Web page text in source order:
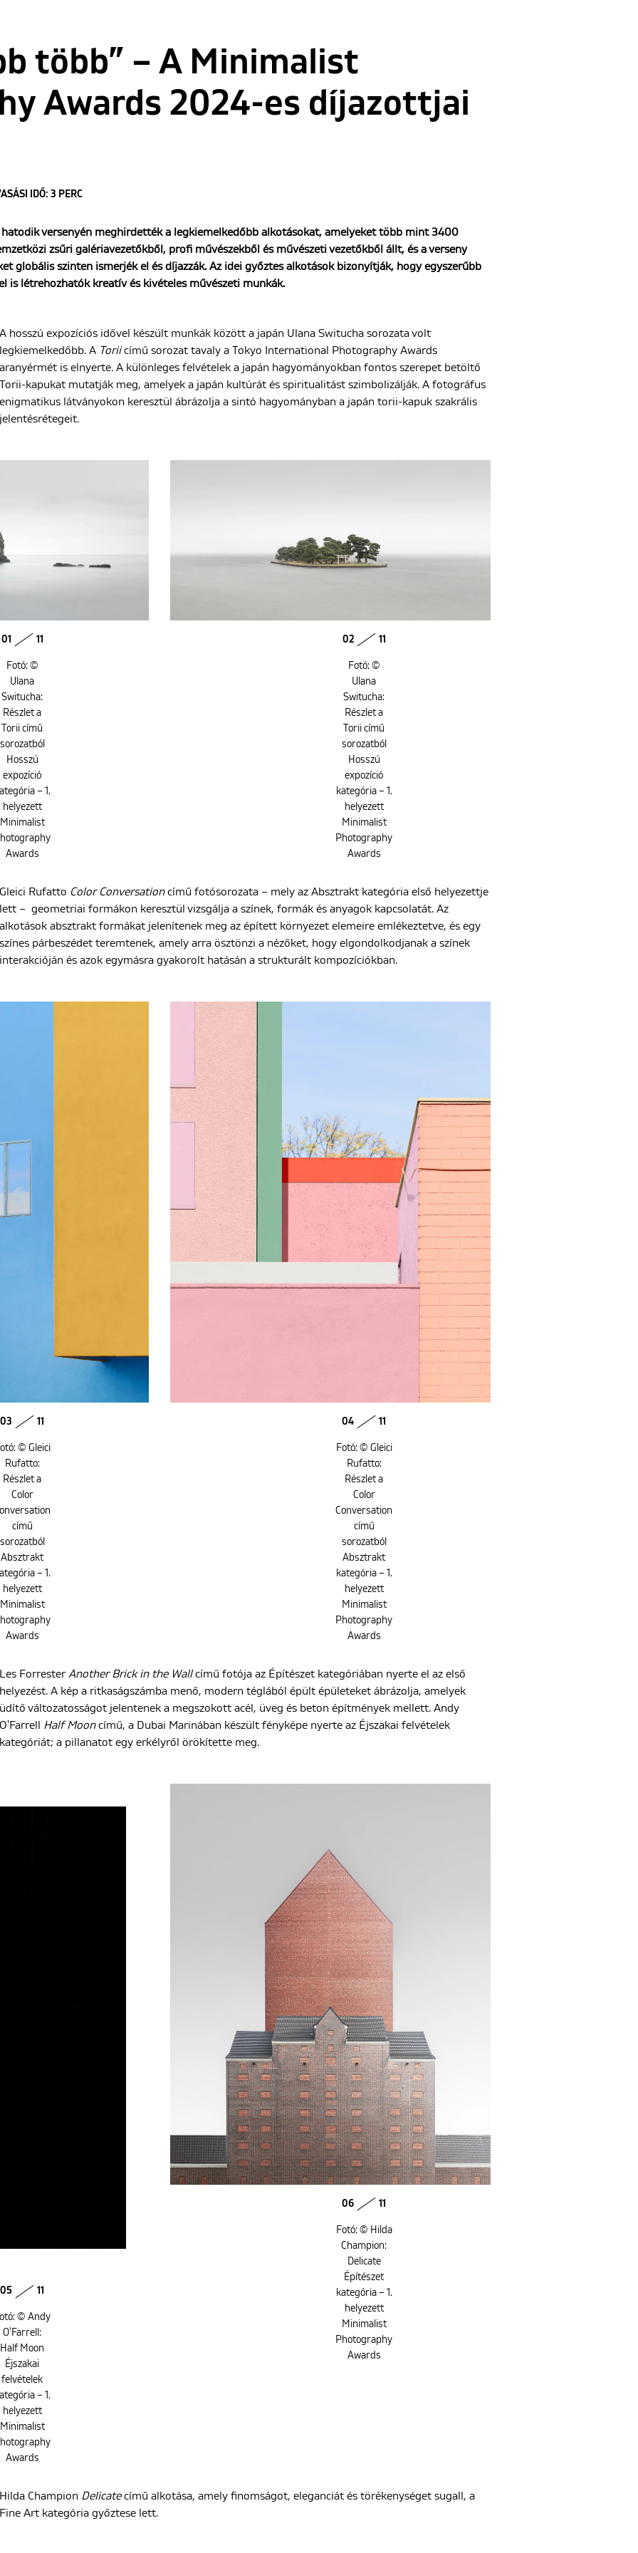
több” – A Minimalist
Awards 2024-es díjazottjai
IDŐ: 3 PERC
versenyén meghirdették a legkiemelkedőbb alkotásokat, amelyeket több mint 3400
zsűri galériavezetőkből, profi művészekből és művészeti vezetőkből állt, és a verseny
globális szinten ismerjék el és díjazzák. Az idei győztes alkotások bizonyítják, hogy egyszerűbb
is létrehozhatók kreatív és kivételes művészeti munkák.
A hosszú expozíciós idővel készült munkák között a japán Ulana Switucha sorozata volt
legkiemelkedőbb. A Toriicímű sorozat tavaly a Tokyo International Photography Awards
aranyérmét is elnyerte. A különleges felvételek a japán hagyományokban fontos szerepet betöltő
Torii-kapukat mutatják meg, amelyek a japán kultúrát és spiritualitást szimbolizálják. A fotográfus
enigmatikus látványokon keresztül ábrázolja a sintó hagyományban a japán torii-kapuk szakrális
jelentésrétegeit.
01 11
Fotó: ©
Ulana
Switucha:
Részlet a
Torii című
sorozatból
Hosszú
expozíció
– 1.
helyezett
Minimalist
Awards
02 11
Fotó: ©
Ulana
Switucha:
Részlet a
Torii című
sorozatból
Hosszú
expozíció
kategória – 1.
helyezett
Minimalist
Photography
Awards
Gleici Rufatto Color Conversationcímű fotósorozata – mely az Absztrakt kategória első helyezettje
lett – geometriai formákon keresztül vizsgálja a színek, formák és anyagok kapcsolatát. Az
alkotások absztrakt formákat jelenítenek meg az épített környezet elemeire emlékeztetve, és egy
színes párbeszédet teremtenek, amely arra ösztönzi a nézőket, hogy elgondolkodjanak a színek
interakcióján és azok egymásra gyakorolt hatásán a strukturált kompozíciókban.
03 11
© Gleici
Rufatto:
Részlet a
Color
című
sorozatból
Absztrakt
– 1.
helyezett
Minimalist
Awards
04 11
Fotó: © Gleici
Rufatto:
Részlet a
Color
Conversation
című
sorozatból
Absztrakt
kategória – 1.
helyezett
Minimalist
Photography
Awards
Les Forrester Another Brick in the Wallcímű fotója az Építészet kategóriában nyerte el az első
helyezést. A kép a ritkaságszámba menő, modern téglából épült épületeket ábrázolja, amelyek
üdítő változatosságot jelentenek a megszokott acél, üveg és beton építmények mellett. Andy
O'Farrell Half Mooncímű, a Dubai Marinában készült fényképe nyerte az Éjszakai felvételek
kategóriát; a pillanatot egy erkélyről örökítette meg.
05 11
© Andy
O'Farrell:
Half Moon
Éjszakai
felvételek
– 1.
helyezett
Minimalist
Awards
06 11
Fotó: © Hilda
Champion:
Delicate
Építészet
kategória – 1.
helyezett
Minimalist
Photography
Awards
Hilda Champion Delicatecímű alkotása, amely finomságot, eleganciát és törékenységet sugall, a
Fine Art kategória győztese lett.